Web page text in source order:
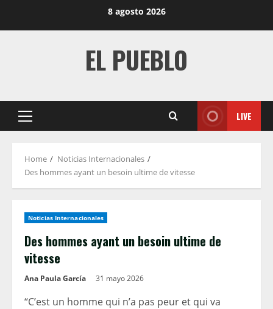
8 agosto 2026
EL PUEBLO
Primary
LIVE
Home
Noticias Internacionales
Des hommes ayant un besoin ultime de vitesse
Noticias Internacionales
Des hommes ayant un besoin ultime de
vitesse
Ana Paula García 31 mayo 2026
“C’est un homme qui n’a pas peur et qui va